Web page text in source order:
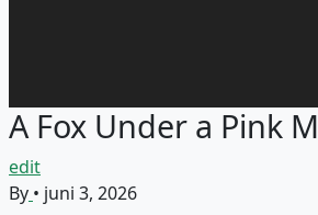
A Fox Under a Pink
edit
By • juni 3, 2026